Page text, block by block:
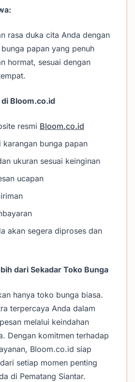
rasa duka cita Anda dengan
papan yang penuh
hormat, sesuai dengan
Bloom.co.id
resmi Bloom.co.id
karangan bunga papan
ukuran sesuai keinginan
ucapan
akan segera diproses dan
dari Sekadar Toko Bunga
hanya toko bunga biasa.
terpercaya Anda dalam
melalui keindahan
Dengan komitmen terhadap
Bloom.co.id siap
setiap momen penting
di Pematang Siantar.